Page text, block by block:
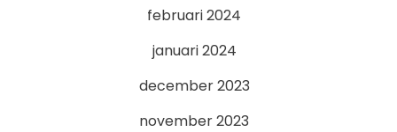
februari 2024
januari 2024
december 2023
november 2023